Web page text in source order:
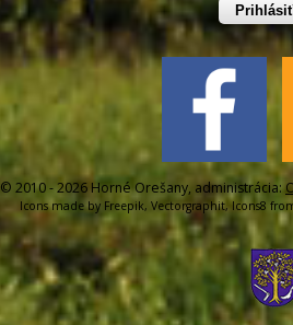
© 2010 - 2026 Horné Orešany, administrácia:
Icons made by Freepik, Vectorgraphit,Icons8